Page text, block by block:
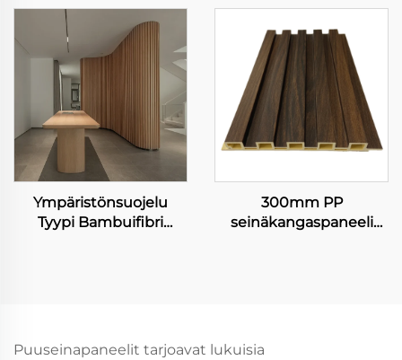
lauta joustava
bambooterä hiililaakeri
puukoristelevy levy
laseripainettu joustava
bambuksihiili-kuito
seinälappu
Ympäristönsuojelu
Tyypi Bambuifibri
300mm PP
seinäkangaspaneeli
Puuseinapaneelit tarjoavat lukuisia